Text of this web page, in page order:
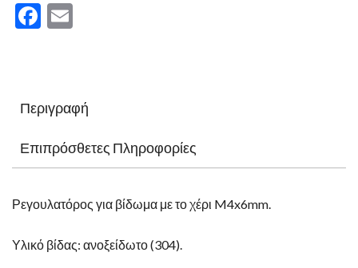
Facebook
Περιγραφή
Επιπρόσθετες Πληροφορίες
Ρεγουλατόρος για βίδωμα με το χέρι M4x6mm.
Υλικό βίδας: ανοξείδωτο (304).